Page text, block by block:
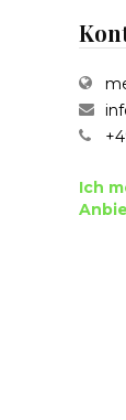
Ich